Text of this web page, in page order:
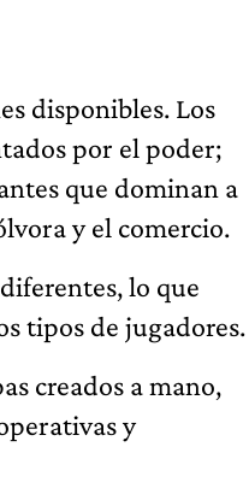
disponibles. Los
por el poder;
que dominan a
y el comercio.
lo que
tipos de jugadores.
creados a mano,
y